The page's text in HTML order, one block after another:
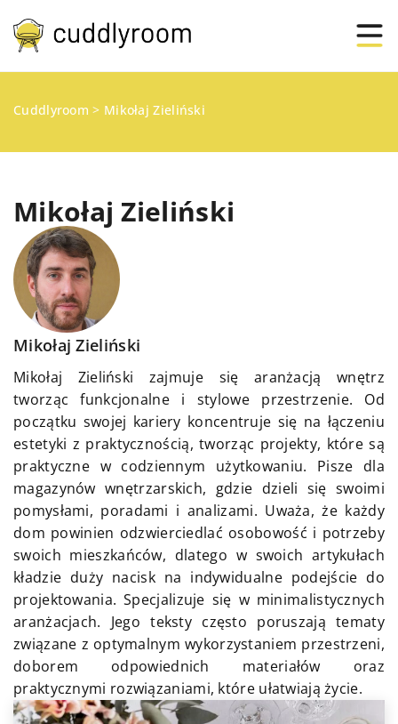
Cuddlyroom > Mikołaj Zieliński
Mikołaj Zieliński
Mikołaj Zieliński
Mikołaj Zieliński zajmuje się aranżacją wnętrz
tworząc funkcjonalne i stylowe przestrzenie. Od
początku swojej kariery koncentruje się na łączeniu
estetyki z praktycznością, tworząc projekty, które są
praktyczne w codziennym użytkowaniu. Pisze dla
magazynów wnętrzarskich, gdzie dzieli się swoimi
pomysłami, poradami i analizami. Uważa, że każdy
dom powinien odzwierciedlać osobowość i potrzeby
swoich mieszkańców, dlatego w swoich artykułach
kładzie duży nacisk na indywidualne podejście do
projektowania. Specjalizuje się w minimalistycznych
aranżacjach. Jego teksty często poruszają tematy
związane z optymalnym wykorzystaniem przestrzeni,
doborem odpowiednich materiałów oraz
praktycznymi rozwiązaniami, które ułatwiają życie.